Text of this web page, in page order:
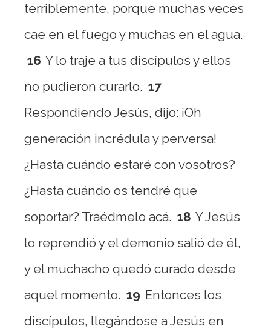
terriblemente, porque muchas veces
cae en el fuego y muchas en el agua.
16 Y lo traje a tus discípulos y ellos
no pudieron curarlo. 17
Respondiendo Jesús, dijo: ¡Oh
generación incrédula y perversa!
¿Hasta cuándo estaré con vosotros?
¿Hasta cuándo os tendré que
soportar? Traédmelo acá. 18 Y Jesús
lo reprendió y el demonio salió de él,
y el muchacho quedó curado desde
aquel momento. 19 Entonces los
discípulos, llegándose a Jesús en